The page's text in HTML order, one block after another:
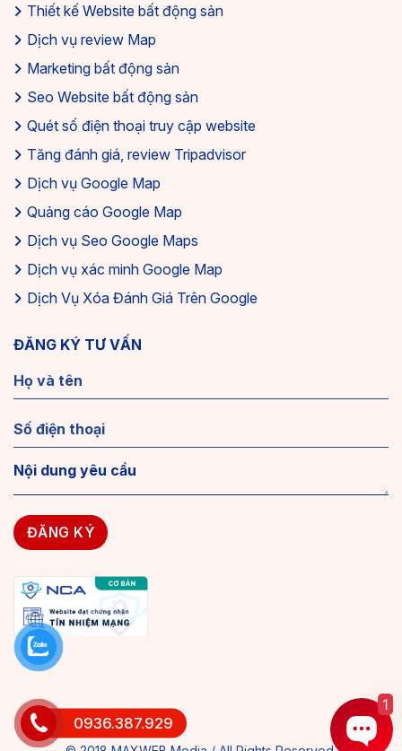
Thiết kế Website bất động sản
Dịch vụ review Map
Marketing bất động sản
Seo Website bất động sản
Quét số điện thoại truy cập website
Tăng đánh giá, review Tripadvisor
Dịch vụ Google Map
Quảng cáo Google Map
Dịch vụ Seo Google Maps
Dịch vụ xác minh Google Map
Dịch Vụ Xóa Đánh Giá Trên Google
ĐĂNG KÝ TƯ VẤN
0936.387.929
1